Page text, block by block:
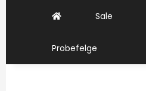
Sale
Probefelge